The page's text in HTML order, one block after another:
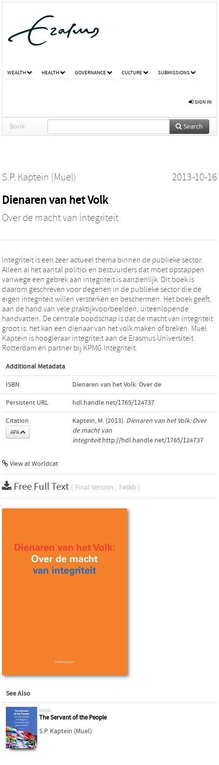
WEALTH HEALTH GOVERNANCE CULTURE SUBMISSIONS
SIGN IN
Book Search
S.P. Kaptein (Muel) 2013-10-16
Dienaren van het Volk
Over de macht van integriteit
Integriteit is een zeer actueel thema binnen de publieke sector.
Alleen al het aantal politici en bestuurders dat moet opstappen
vanwege een gebrek aan integriteit is aanzienlijk. Dit boek is
daarom geschreven voor degenen in de publieke sector die de
eigen integriteit willen versterken en beschermen. Het boek geeft,
aan de hand van vele praktijkvoorbeelden, uiteenlopende
handvatten. De centrale boodschap is dat de macht van integriteit
groot is: het kan een dienaar van het volk maken of breken. Muel
Kaptein is hoogleraar integriteit aan de Erasmus Universiteit
Rotterdam en partner bij KPMG Integriteit.
Additional Metadata
ISBN Dienaren van het Volk: Over de
Persistent URL hdl.handle.net/1765/124737
Citation
APA
Kaptein, M. (2013). Dienaren van het Volk: Over
de macht van
integriteit.http://hdl.handle.net/1765/124737
View at Worldcat
Free Full Text ( Final Version , 746kb )
See Also
book
The Servant of the People
S.P. Kaptein (Muel)